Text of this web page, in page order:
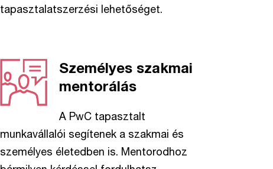
tapasztalatszerzési lehetőséget.
Személyes szakmai
mentorálás
A PwC tapasztalt
munkavállalói segítenek a szakmai és
személyes életedben is. Mentorodhoz